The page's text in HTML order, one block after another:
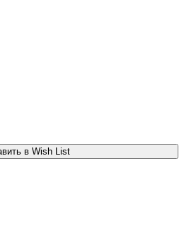
в Wish List